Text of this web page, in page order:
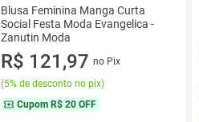
Blusa Feminina Manga Curta
Social Festa Moda Evangelica -
Zanutin Moda
R$ 121,97 no Pix
(5% de desconto no pix)
Cupom R$ 20 OFF